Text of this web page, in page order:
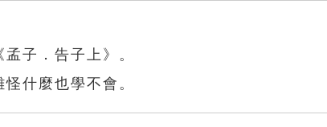
子．告子上》。
什麼也學不會。